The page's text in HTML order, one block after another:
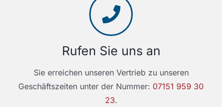
Rufen Sie uns an
Sie erreichen unseren Vertrieb zu unseren
Geschäftszeiten unter der Nummer: 07151 959 30
23.